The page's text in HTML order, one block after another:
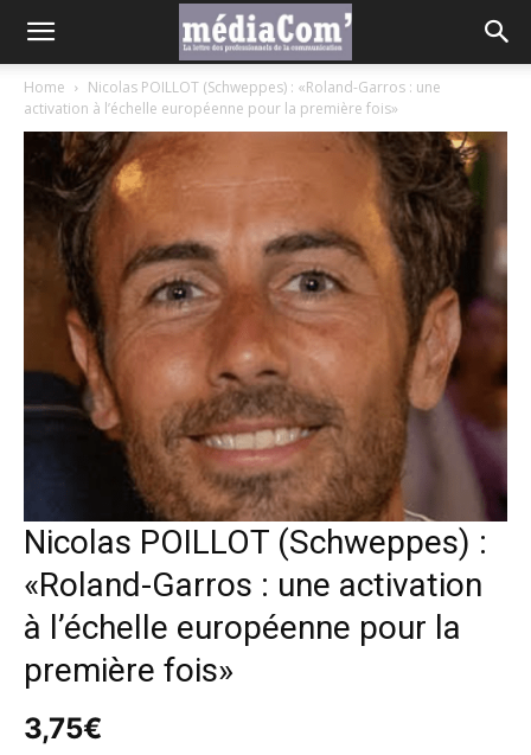
Home
Nicolas POILLOT (Schweppes) : «Roland-Garros : une
activation à l’échelle européenne pour la première fois»
Nicolas POILLOT (Schweppes) :
«Roland-Garros : une activation
à l’échelle européenne pour la
première fois»
3,75€